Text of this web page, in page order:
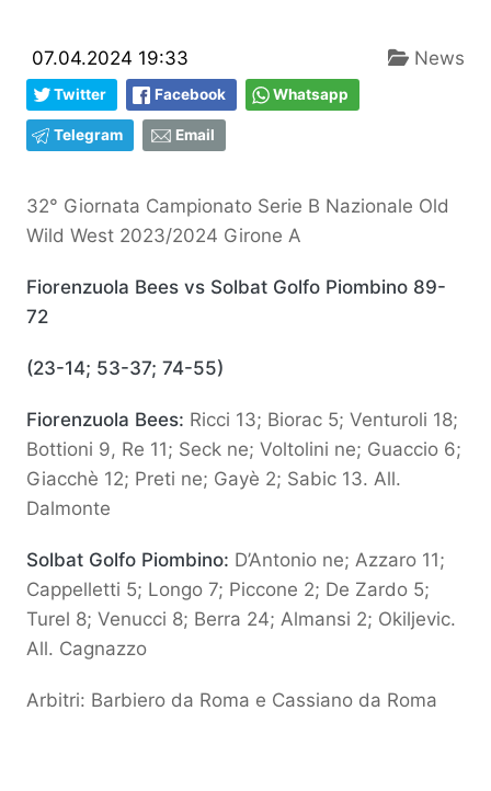
07.04.2024 19:33 News
Twitter Facebook Whatsapp
Telegram Email
32° Giornata Campionato Serie B Nazionale Old
Wild West 2023/2024 Girone A
Fiorenzuola Bees vs Solbat Golfo Piombino 89-
72
(23-14; 53-37; 74-55)
Fiorenzuola Bees: Ricci 13; Biorac 5; Venturoli 18;
Bottioni 9, Re 11; Seck ne; Voltolini ne; Guaccio 6;
Giacchè 12; Preti ne; Gayè 2; Sabic 13. All.
Dalmonte
Solbat Golfo Piombino: D’Antonio ne; Azzaro 11;
Cappelletti 5; Longo 7; Piccone 2; De Zardo 5;
Turel 8; Venucci 8; Berra 24; Almansi 2; Okiljevic.
All. Cagnazzo
Arbitri: Barbiero da Roma e Cassiano da Roma